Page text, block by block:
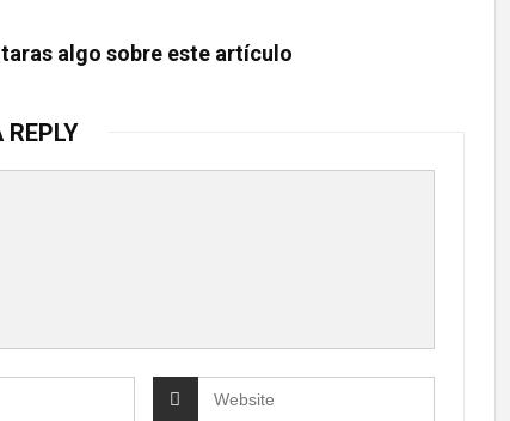
algo sobre este artículo
REPLY